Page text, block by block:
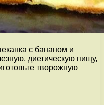
с бананом и
диетическую пищу,
творожную